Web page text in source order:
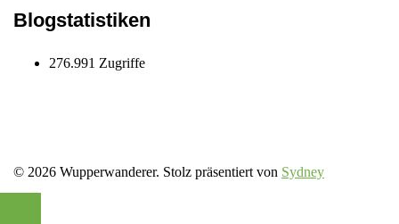
Blogstatistiken
276.991 Zugriffe
© 2026 Wupperwanderer. Stolz präsentiert von Sydney